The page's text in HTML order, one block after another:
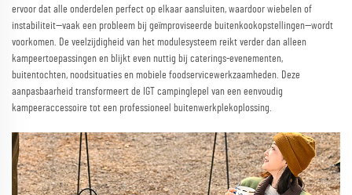
ervoor dat alle onderdelen perfect op elkaar aansluiten, waardoor wiebelen of
instabiliteit—vaak een probleem bij geïmproviseerde buitenkookopstellingen—wordt
voorkomen. De veelzijdigheid van het modulesysteem reikt verder dan alleen
kampeertoepassingen en blijkt even nuttig bij caterings-evenementen,
buitentochten, noodsituaties en mobiele foodservicewerkzaamheden. Deze
aanpasbaarheid transformeert de IGT campinglepel van een eenvoudig
kampeeraccessoire tot een professioneel buitenwerkplekoplossing.